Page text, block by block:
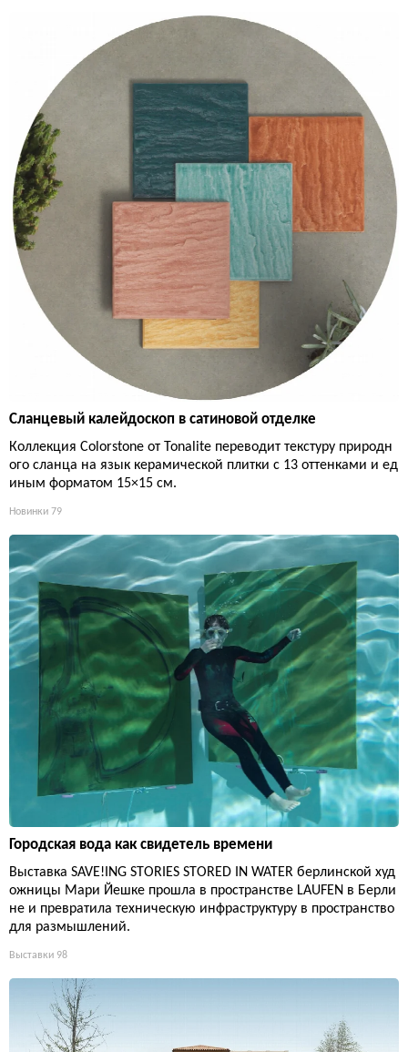
Сланцевый калейдоскоп в сатиновой отделке
Коллекция Colorstone от Tonalite переводит текстуру природн
ого сланца на язык керамической плитки с 13 оттенками и ед
иным форматом 15×15 см.
Новинки 79
Городская вода как свидетель времени
Выставка SAVE!ING STORIES STORED IN WATER берлинской худ
ожницы Мари Йешке прошла в пространстве LAUFEN в Берли
не и превратила техническую инфраструктуру в пространство
для размышлений.
Выставки 98